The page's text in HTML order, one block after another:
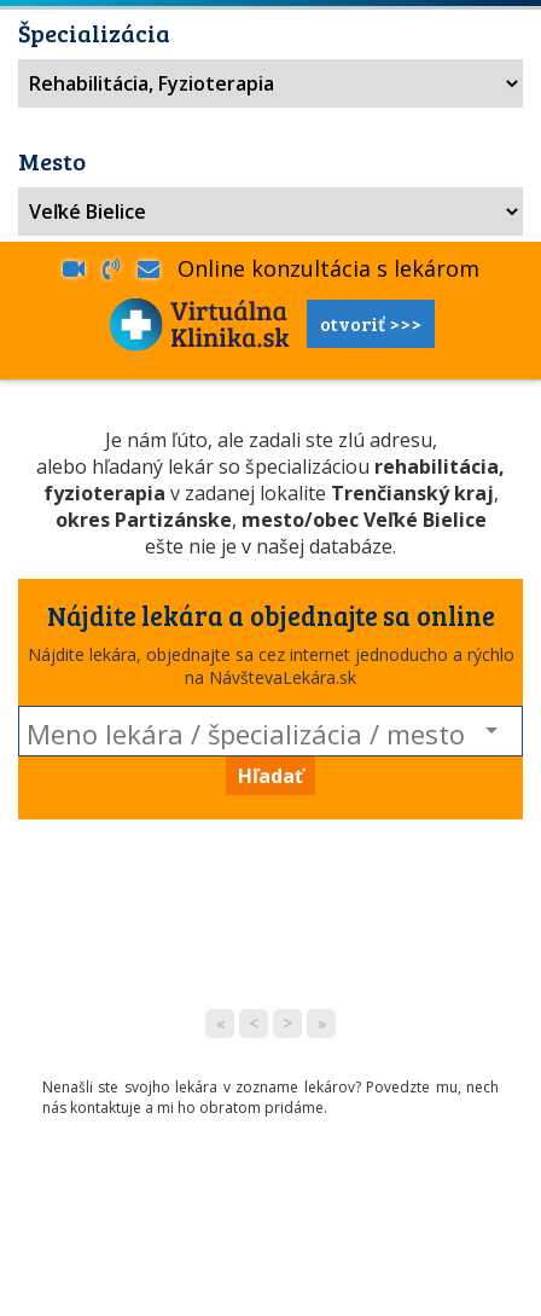
Špecializácia
Mesto
Online konzultácia s lekárom
otvoriť >>>
Je nám ľúto, ale zadali ste zlú adresu,
alebo hľadaný lekár so špecializáciou rehabilitácia,
fyzioterapia v zadanej lokalite Trenčianský kraj,
okres Partizánske, mesto/obec Veľké Bielice
ešte nie je v našej databáze.
Nájdite lekára a objednajte sa online
Nájdite lekára, objednajte sa cez internet jednoducho a rýchlo
na NávštevaLekára.sk
Hľadať
« < > »
Nenašli ste svojho lekára v zozname lekárov? Povedzte mu, nech
nás kontaktuje a mi ho obratom pridáme.